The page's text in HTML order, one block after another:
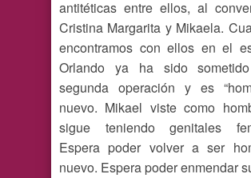
antitéticas entre ellos, al
Cristina Margarita y Mikaela.
encontramos con ellos en el
Orlando ya ha sido
segunda operación y es
nuevo. Mikael viste como
sigue teniendo genitales
Espera poder volver a ser
nuevo. Espera poder enmendar